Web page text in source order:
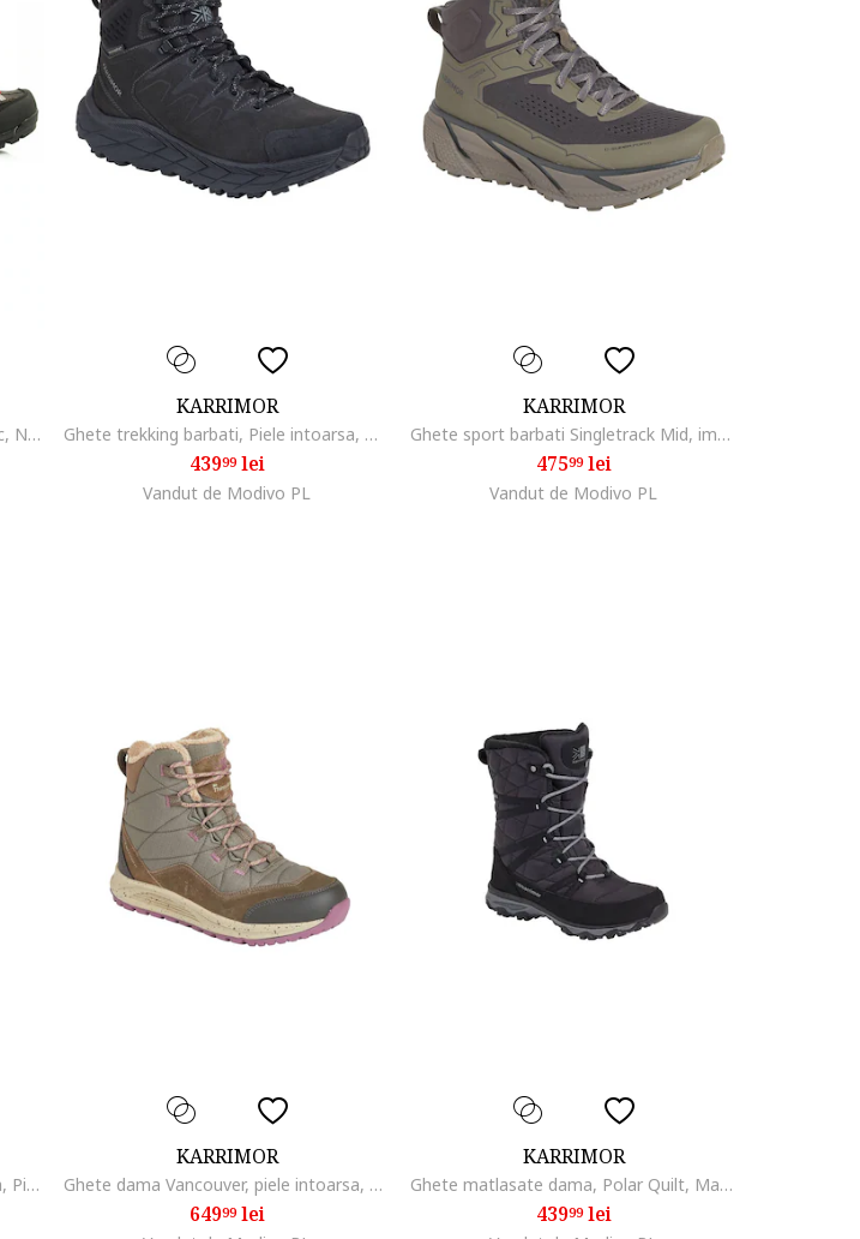
Pantofi trekking barbati, Piele/plastic, Negru/rosu
KARRIMOR
Ghete trekking barbati, Piele intoarsa, Negru
43999lei
Vandut de Modivo PL
KARRIMOR
Ghete sport barbati Singletrack Mid, impermeabile, respirabile, kaki, material mesh
47599lei
Vandut de Modivo PL
Bocanci trekking pentru femei, Rona, Piele intoarsa, Granat inchis
KARRIMOR
Ghete dama Vancouver, piele intoarsa, blana artificiala, maro, talpa Dynagrip
64999lei
KARRIMOR
Ghete matlasate dama, Polar Quilt, Material sintetic, Negru
43999lei